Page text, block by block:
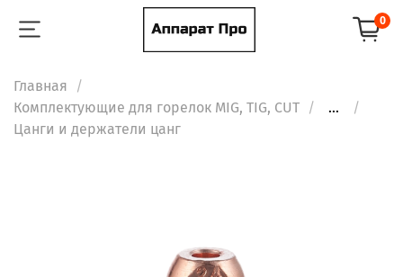
0
Главная
Комплектующие для горелок MIG, TIG, CUT
...
Цанги и держатели цанг